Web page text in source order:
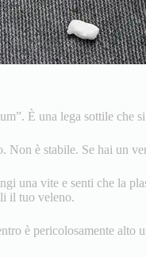
È una lega sottile che
è stabile. Se hai un
una vite e senti che la
il tuo veleno.
è pericolosamente